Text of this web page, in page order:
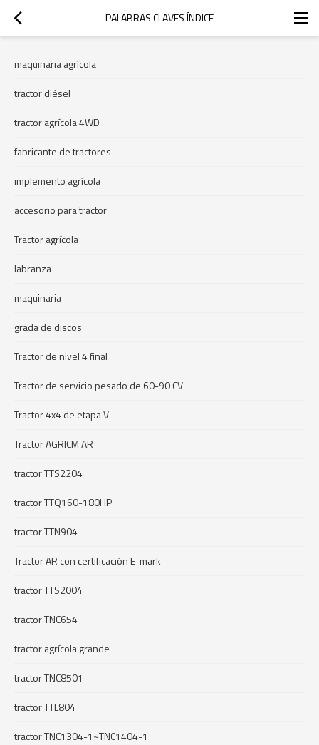
PALABRAS CLAVES ÍNDICE
maquinaria agrícola
tractor diésel
tractor agrícola 4WD
fabricante de tractores
implemento agrícola
accesorio para tractor
Tractor agrícola
labranza
maquinaria
grada de discos
Tractor de nivel 4 final
Tractor de servicio pesado de 60-90 CV
Tractor 4x4 de etapa V
Tractor AGRICM AR
tractor TTS2204
tractor TTQ160-180HP
tractor TTN904
Tractor AR con certificación E-mark
tractor TTS2004
tractor TNC654
tractor agrícola grande
tractor TNC8501
tractor TTL804
tractor TNC1304-1~TNC1404-1